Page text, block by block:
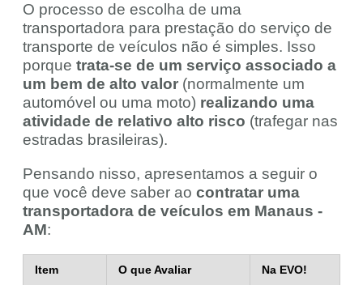
O processo de escolha de uma
transportadora para prestação do serviço de
transporte de veículos não é simples. Isso
porque trata-se de um serviço associado a
um bem de alto valor (normalmente um
automóvel ou uma moto) realizando uma
atividade de relativo alto risco (trafegar nas
estradas brasileiras).
Pensando nisso, apresentamos a seguir o
que você deve saber ao contratar uma
transportadora de veículos em Manaus -
AM:
Item O que Avaliar Na EVO!